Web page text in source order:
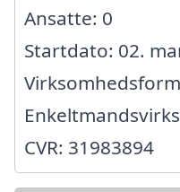
Ansatte: 0
Startdato: 02.
CVR: 31983894